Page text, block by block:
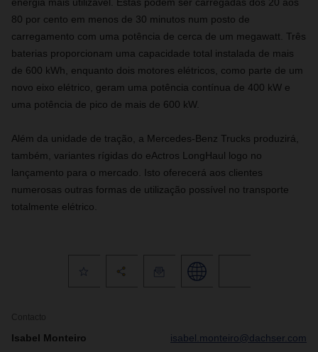
energia mais utilizável. Estas podem ser carregadas dos 20 aos
80 por cento em menos de 30 minutos num posto de
carregamento com uma potência de cerca de um megawatt. Três
baterias proporcionam uma capacidade total instalada de mais
de 600 kWh, enquanto dois motores elétricos, como parte de um
novo eixo elétrico, geram uma potência contínua de 400 kW e
uma potência de pico de mais de 600 kW.
Além da unidade de tração, a Mercedes-Benz Trucks produzirá,
também, variantes rígidas do eActros LongHaul logo no
lançamento para o mercado. Isto oferecerá aos clientes
numerosas outras formas de utilização possível no transporte
totalmente elétrico.
Contacto
Isabel Monteiro isabel.monteiro@dachser.com